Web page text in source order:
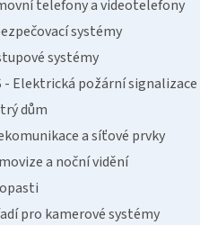
telefony a videotelefony
systémy
systémy
- Elektrická požární signalizace
dům
a síťové prvky
a noční vidění
pro kamerové systémy